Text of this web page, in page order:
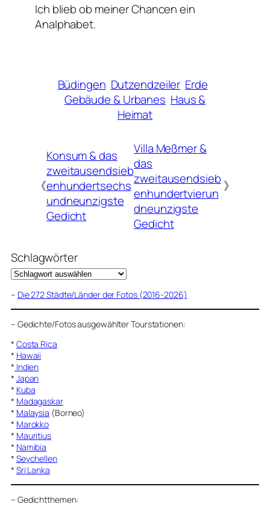
Ich blieb ob meiner Chancen ein
Analphabet.
Büdingen Dutzendzeiler Erde
Gebäude & Urbanes Haus &
Heimat
《
Konsum & das
zweitausendsieb
enhundertsechs
undneunzigste
Gedicht
Villa Meßmer &
das
zweitausendsieb
enhundertvierun
dneunzigste
Gedicht
》
Schlagwörter
– Die 272 Städte/Länder der Fotos (2016-2026)
– Gedichte/Fotos ausgewählter Tourstationen:
* Costa Rica
* Hawaii
* Indien
* Japan
* Kuba
* Madagaskar
* Malaysia (Borneo)
* Marokko
* Mauritius
* Namibia
* Seychellen
* Sri Lanka
– Gedichtthemen: